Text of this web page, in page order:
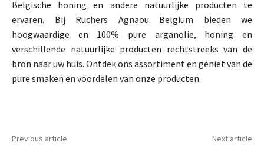
Belgische honing en andere natuurlijke producten te
ervaren. Bij Ruchers Agnaou Belgium bieden we
hoogwaardige en 100% pure arganolie, honing en
verschillende natuurlijke producten rechtstreeks van de
bron naar uw huis. Ontdek ons assortiment en geniet van de
pure smaken en voordelen van onze producten.
Previous article Next article